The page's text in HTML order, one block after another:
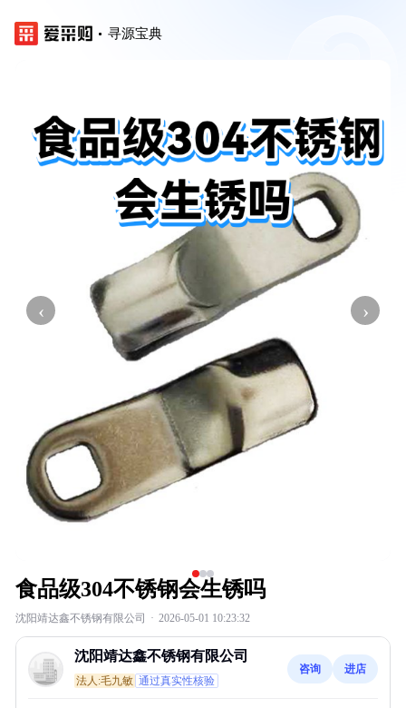
寻源宝典
‹ ›
食品级304不锈钢会生锈吗
沈阳靖达鑫不锈钢有限公司 · 2026-05-01 10:23:32
沈阳靖达鑫不锈钢有限公司
法人:毛九敏 通过真实性核验
咨询 进店